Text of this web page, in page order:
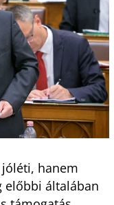
hanem
előbbi általában